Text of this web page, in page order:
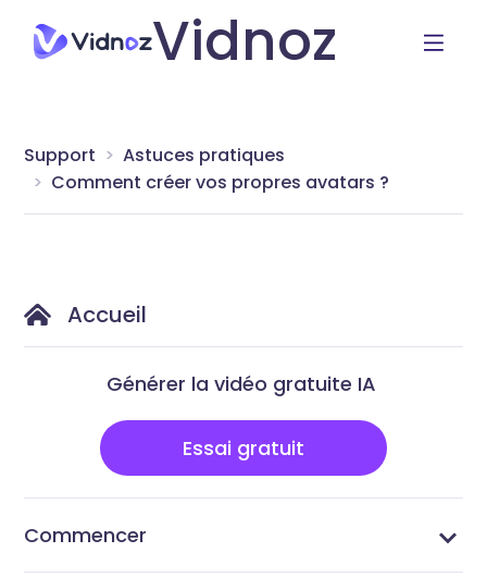
Vidnoz
Support
Astuces pratiques
Comment créer vos propres avatars ?
Accueil
Générer la vidéo gratuite IA
Essai gratuit
Commencer